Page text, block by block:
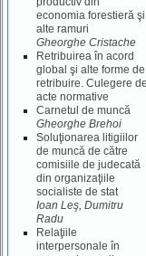
economia forestieră şi
alte ramuri
Gheorghe Cristache
Retribuirea în acord
global şi alte forme de
retribuire. Culegere de
acte normative
Carnetul de muncă
Gheorghe Brehoi
Soluţionarea litigiilor
de muncă de către
comisiile de judecată
din organizaţiile
socialiste de stat
Ioan Leş, Dumitru
Radu
Relaţiile
interpersonale în